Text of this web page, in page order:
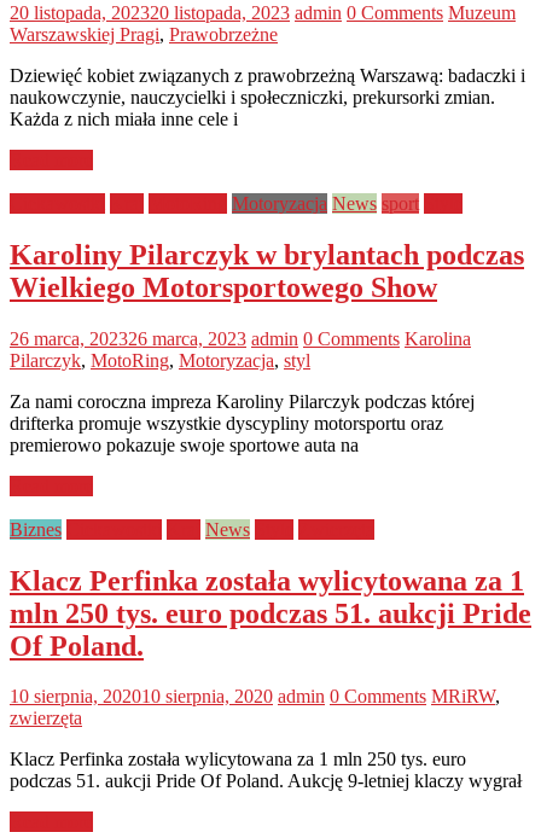
20 listopada, 202320 listopada, 2023 admin 0 Comments Muzeum
Warszawskiej Pragi, Prawobrzeżne
Dziewięć kobiet związanych z prawobrzeżną Warszawą: badaczki i
naukowczynie, nauczycielki i społeczniczki, prekursorki zmian.
Każda z nich miała inne cele i
Motoryzacja News sport
Karoliny Pilarczyk w brylantach podczas
Wielkiego Motorsportowego Show
26 marca, 202326 marca, 2023 admin 0 Comments Karolina
Pilarczyk, MotoRing, Motoryzacja, styl
Za nami coroczna impreza Karoliny Pilarczyk podczas której
drifterka promuje wszystkie dyscypliny motorsportu oraz
premierowo pokazuje swoje sportowe auta na
Biznes News
Klacz Perfinka została wylicytowana za 1
mln 250 tys. euro podczas 51. aukcji Pride
Of Poland.
10 sierpnia, 202010 sierpnia, 2020 admin 0 Comments MRiRW,
zwierzęta
Klacz Perfinka została wylicytowana za 1 mln 250 tys. euro
podczas 51. aukcji Pride Of Poland. Aukcję 9-letniej klaczy wygrał